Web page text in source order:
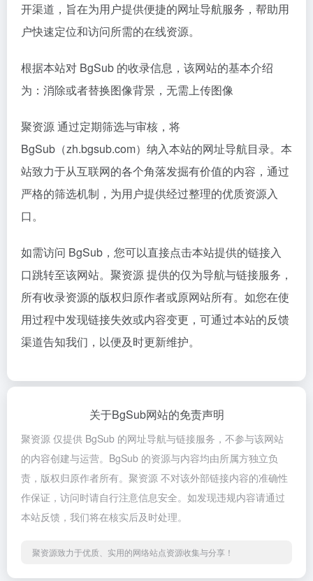
开渠道，旨在为用户提供便捷的网址导航服务，帮助用
户快速定位和访问所需的在线资源。
根据本站对 BgSub 的收录信息，该网站的基本介绍
为：消除或者替换图像背景，无需上传图像
聚资源 通过定期筛选与审核，将
BgSub（zh.bgsub.com）纳入本站的网址导航目录。本
站致力于从互联网的各个角落发掘有价值的内容，通过
严格的筛选机制，为用户提供经过整理的优质资源入
口。
如需访问 BgSub，您可以直接点击本站提供的链接入
口跳转至该网站。聚资源 提供的仅为导航与链接服务，
所有收录资源的版权归原作者或原网站所有。如您在使
用过程中发现链接失效或内容变更，可通过本站的反馈
渠道告知我们，以便及时更新维护。
关于BgSub网站的免责声明
聚资源 仅提供 BgSub 的网址导航与链接服务，不参与该网站
的内容创建与运营。BgSub 的资源与内容均由所属方独立负
责，版权归原作者所有。聚资源 不对该外部链接内容的准确性
作保证，访问时请自行注意信息安全。如发现违规内容请通过
本站反馈，我们将在核实后及时处理。
聚资源致力于优质、实用的网络站点资源收集与分享！